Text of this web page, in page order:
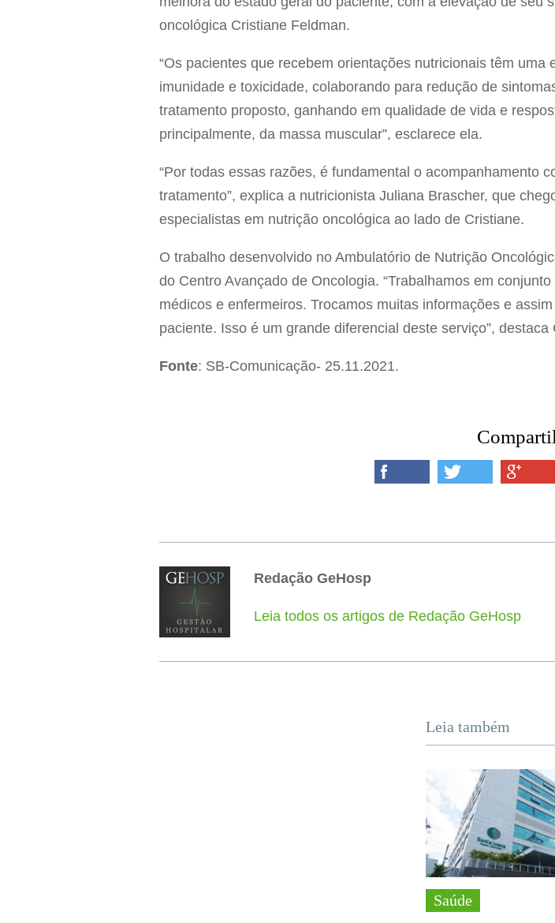
oncológica Cristiane Feldman.
“Os pacientes que recebem orientações nutricionais têm
imunidade e toxicidade, colaborando para redução de
tratamento proposto, ganhando em qualidade de vida e
principalmente, da massa muscular”, esclarece ela.
“Por todas essas razões, é fundamental o acompanhamento
tratamento”, explica a nutricionista Juliana Brascher, que
especialistas em nutrição oncológica ao lado de Cristiane.
O trabalho desenvolvido no Ambulatório de Nutrição
do Centro Avançado de Oncologia. “Trabalhamos em
médicos e enfermeiros. Trocamos muitas informações e
paciente. Isso é um grande diferencial deste serviço”, destaca
Fonte: SB-Comunicação- 25.11.2021.
Redação GeHosp
Leia todos os artigos de Redação GeHosp
Leia também
Saúde